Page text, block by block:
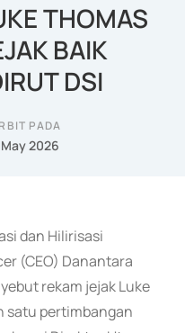
THOMAS
BAIK
DSI
PADA
2026
dan Hilirisasi
(CEO) Danantara
rekam jejak Luke
satu pertimbangan